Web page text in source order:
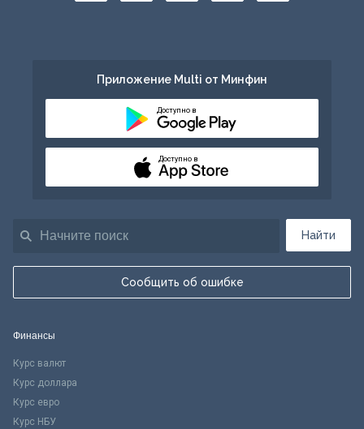
Найти
Сообщить об ошибке
Приложение Multi от Минфин
Доступно в
Доступно в
Финансы
Курс валют
Курс доллара
Курс евро
Курс НБУ